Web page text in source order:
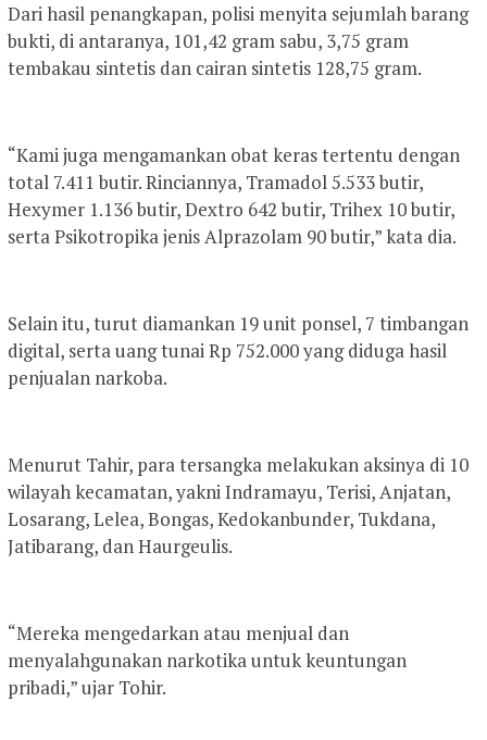
Dari hasil penangkapan, polisi menyita sejumlah barang
bukti, di antaranya, 101,42 gram sabu, 3,75 gram
tembakau sintetis dan cairan sintetis 128,75 gram.
“Kami juga mengamankan obat keras tertentu dengan
total 7.411 butir. Rinciannya, Tramadol 5.533 butir,
Hexymer 1.136 butir, Dextro 642 butir, Trihex 10 butir,
serta Psikotropika jenis Alprazolam 90 butir,” kata dia.
Selain itu, turut diamankan 19 unit ponsel, 7 timbangan
digital, serta uang tunai Rp 752.000 yang diduga hasil
penjualan narkoba.
Menurut Tahir, para tersangka melakukan aksinya di 10
wilayah kecamatan, yakni Indramayu, Terisi, Anjatan,
Losarang, Lelea, Bongas, Kedokanbunder, Tukdana,
Jatibarang, dan Haurgeulis.
“Mereka mengedarkan atau menjual dan
menyalahgunakan narkotika untuk keuntungan
pribadi,” ujar Tohir.